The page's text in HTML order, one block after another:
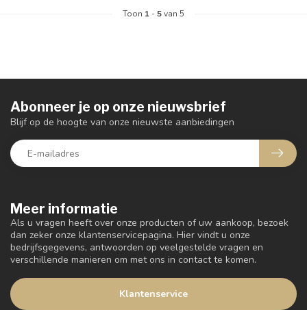
Toon 1 -5van 5
Meer informatie
Als u vragen heeft over onze producten of uw aankoop, bezoek
dan zeker onze klantenservicepagina. Hier vindt u onze
bedrijfsgegevens, antwoorden op veelgestelde vragen en
verschillende manieren om met ons in contact te komen.
Klantenservice
Abonneer je op onze nieuwsbrief
Blijf op de hoogte van onze nieuwste aanbiedingen